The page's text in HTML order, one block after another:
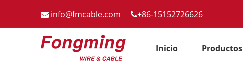
 info@fmcable.com +86-15152726626
Inicio Productos